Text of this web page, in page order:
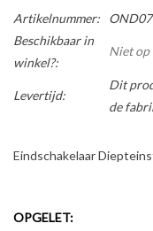
Artikelnummer:
Beschikbaar in
winkel?:
Niet op
Levertijd:
Dit
de
Eindschakelaar
OPGELET: